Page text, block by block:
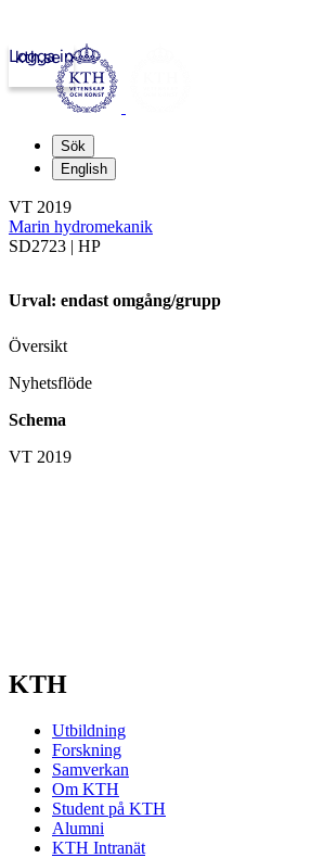
kth.se
Logga in
Sök
English
VT 2019
Marin hydromekanik
SD2723 | HP
Urval: endast omgång/grupp
Översikt
Nyhetsflöde
Schema
VT 2019
KTH
Utbildning
Forskning
Samverkan
Om KTH
Student på KTH
Alumni
KTH Intranät